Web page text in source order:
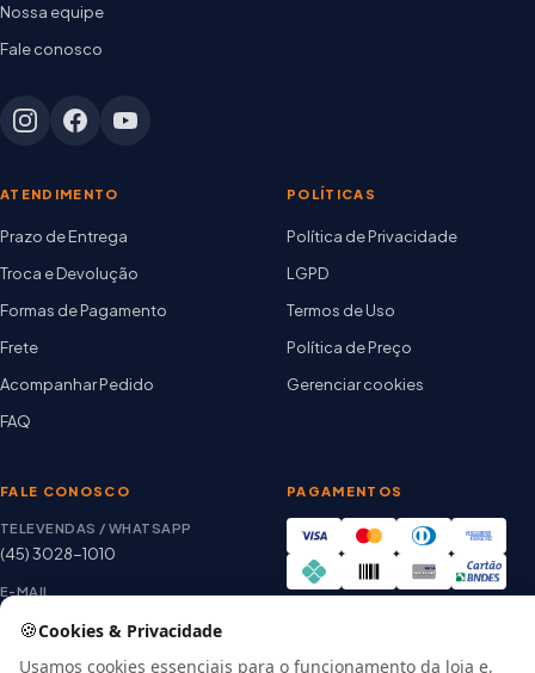
Nossa equipe
Fale conosco
ATENDIMENTO
Prazo de Entrega
Troca e Devolução
Formas de Pagamento
Frete
Acompanhar Pedido
FAQ
POLÍTICAS
Política de Privacidade
LGPD
Termos de Uso
Política de Preço
Gerenciar cookies
FALE CONOSCO
TELEVENDAS / WHATSAPP
(45) 3028-1010
E-MAIL
PAGAMENTOS
Google Safe Browsing
🍪Cookies & Privacidade
Usamos cookies essenciais para o funcionamento da loja e,